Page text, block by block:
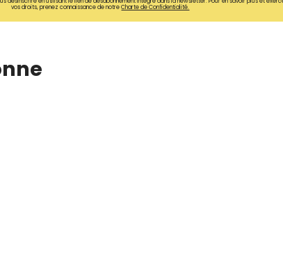
vos droits, prenez connaissance de notreCharte de Confidentialité.